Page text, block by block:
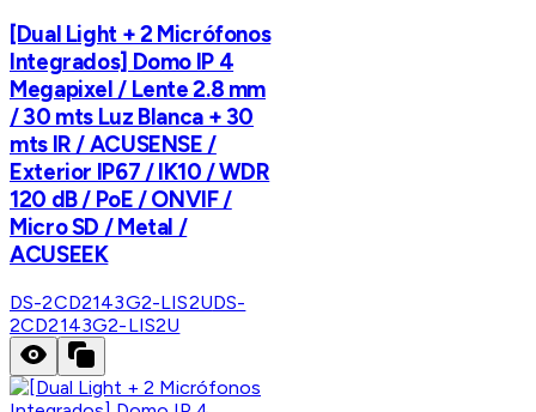
[Dual Light + 2 Micrófonos
Integrados] Domo IP 4
Megapixel / Lente 2.8 mm
/ 30 mts Luz Blanca + 30
mts IR / ACUSENSE /
Exterior IP67 / IK10 / WDR
120 dB / PoE / ONVIF /
Micro SD / Metal /
ACUSEEK
DS-2CD2143G2-LIS2UDS-
2CD2143G2-LIS2U